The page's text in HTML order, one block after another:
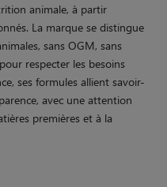
animale, à partir
La marque se distingue
sans OGM, sans
respecter les besoins
ses formules allient savoir-
avec une attention
premières et à la